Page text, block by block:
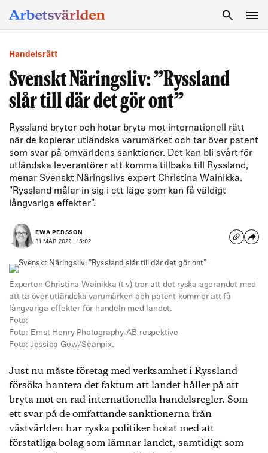
Handelsrätt
Svenskt Näringsliv: ”Ryssland
slår till där det gör ont”
Ryssland bryter och hotar bryta mot internationell rätt
när de kopierar utländska varumärket och tar över patent
som svar på omvärldens sanktioner. Det kan bli svårt för
utländska leverantörer att komma tillbaka till Ryssland,
menar Svenskt Näringslivs expert Christina Wainikka.
"Ryssland målar in sig i ett läge som kan få väldigt
långvariga effekter".
EWA PERSSON
31 MAR 2022 | 15:02
Experten Christina Wainikka (t v) tror att det ryska agerandet med
att ta över utländska varumärken och patent kommer att få
långvariga effekter för handeln med landet.
Foto:
Foto: Ernst Henry Photography AB respektive
Foto: Jessica Gow/Scanpix.
Just nu måste företag med verksamhet i Ryssland
försöka hantera det faktum att landet håller på att
bryta mot en rad internationella handelsregler. Som
ett svar på de omfattande sanktionerna från
västvärlden har ryska politiker hotat med att
förstatliga bolag som lämnar landet, samtidigt som